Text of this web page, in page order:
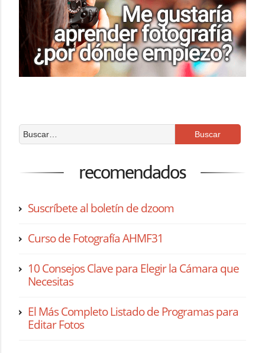
recomendados
Suscríbete al boletín de dzoom
Curso de Fotografía AHMF31
10 Consejos Clave para Elegir la Cámara que
Necesitas
El Más Completo Listado de Programas para
Editar Fotos